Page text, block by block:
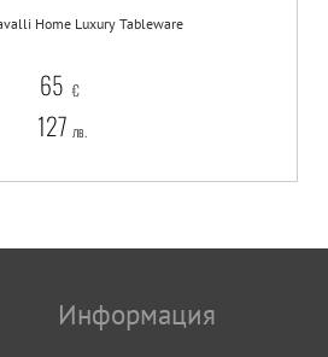
Home Luxury Tableware
65 €
127 лв.
Информация